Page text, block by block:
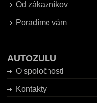
Od zákazníkov
Poradíme vám
AUTOZULU
O spoločnosti
Kontakty